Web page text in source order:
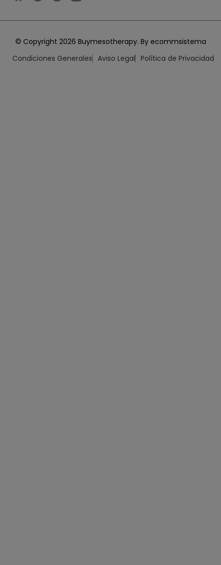
© Copyright 2026 Buymesotherapy. By ecommsistema
Condiciones Generales Aviso Legal Política de Privacidad